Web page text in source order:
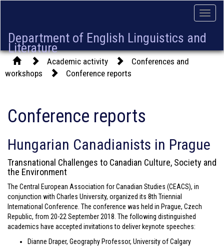
Toggle
Department of English Linguistics and
Literature
Academic activity
Conferences and
workshops
Conference reports
Conference reports
Hungarian Canadianists in Prague
Transnational Challenges to Canadian Culture, Society and
the Environment
The Central European Association for Canadian Studies (CEACS), in
conjunction with Charles University, organized its 8th Triennial
International Conference. The conference was held in Prague, Czech
Republic, from 20-22 September 2018. The following distinguished
academics have accepted invitations to deliver keynote speeches:
Dianne Draper, Geography Professor, University of Calgary